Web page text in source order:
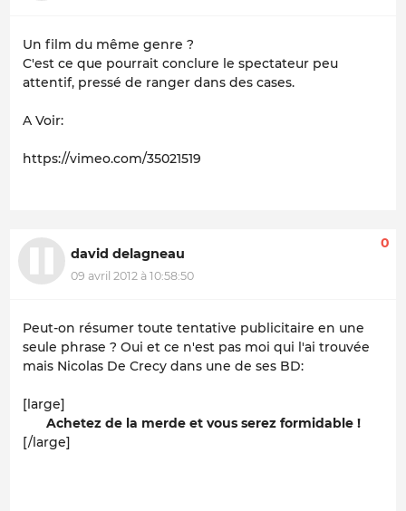
Un film du même genre ?
C'est ce que pourrait conclure le spectateur peu
attentif, pressé de ranger dans des cases.
A Voir:
https://vimeo.com/35021519
david delagneau
09 avril 2012 à 10:58:50
0
Peut-on résumer toute tentative publicitaire en une
seule phrase ? Oui et ce n'est pas moi qui l'ai trouvée
mais Nicolas De Crecy dans une de ses BD:
[large]
Achetez de la merde et vous serez formidable !
[/large]